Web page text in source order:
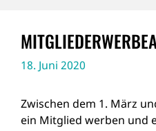
18. Juni 2020
Zwischen dem 1. März
ein Mitglied werben und